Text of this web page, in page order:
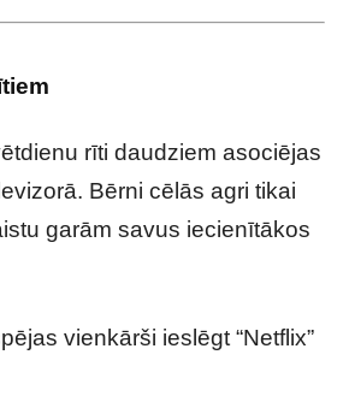
rīti daudziem asociējas
Bērni cēlās agri tikai
garām savus iecienītākos
vienkārši ieslēgt “Netflix”